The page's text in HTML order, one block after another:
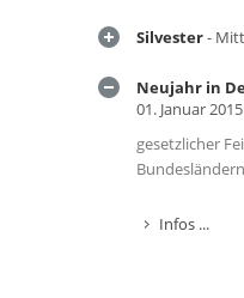
Silvester-
Neujahr in
01. Januar 2015
gesetzlicher
Infos ...